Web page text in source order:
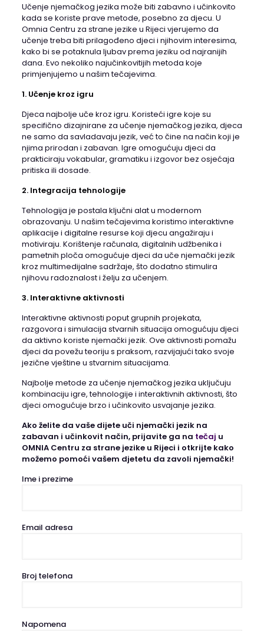
Učenje njemačkog jezika može biti zabavno i učinkovito
kada se koriste prave metode, posebno za djecu. U
Omnia Centru za strane jezike u Rijeci vjerujemo da
učenje treba biti prilagođeno djeci i njihovim interesima,
kako bi se potaknula ljubav prema jeziku od najranijih
dana. Evo nekoliko najučinkovitijih metoda koje
primjenjujemo u našim tečajevima.
1. Učenje kroz igru
Djeca najbolje uče kroz igru. Koristeći igre koje su
specifično dizajnirane za učenje njemačkog jezika, djeca
ne samo da savladavaju jezik, već to čine na način koji je
njima prirodan i zabavan. Igre omogućuju djeci da
prakticiraju vokabular, gramatiku i izgovor bez osjećaja
pritiska ili dosade.
2. Integracija tehnologije
Tehnologija je postala ključni alat u modernom
obrazovanju. U našim tečajevima koristimo interaktivne
aplikacije i digitalne resurse koji djecu angažiraju i
motiviraju. Korištenje računala, digitalnih udžbenika i
pametnih ploča omogućuje djeci da uče njemački jezik
kroz multimedijalne sadržaje, što dodatno stimulira
njihovu radoznalost i želju za učenjem.
3. Interaktivne aktivnosti
Interaktivne aktivnosti poput grupnih projekata,
razgovora i simulacija stvarnih situacija omogućuju djeci
da aktivno koriste njemački jezik. Ove aktivnosti pomažu
djeci da povežu teoriju s praksom, razvijajući tako svoje
jezične vještine u stvarnim situacijama.
Najbolje metode za učenje njemačkog jezika uključuju
kombinaciju igre, tehnologije i interaktivnih aktivnosti, što
djeci omogućuje brzo i učinkovito usvajanje jezika.
Ako želite da vaše dijete uči njemački jezik na
zabavan i učinkovit način, prijavite ga na tečaj u
OMNIA Centru za strane jezike u Rijeci i otkrijte kako
možemo pomoći vašem djetetu da zavoli njemački!
Ime i prezime
Email adresa
Broj telefona
Napomena